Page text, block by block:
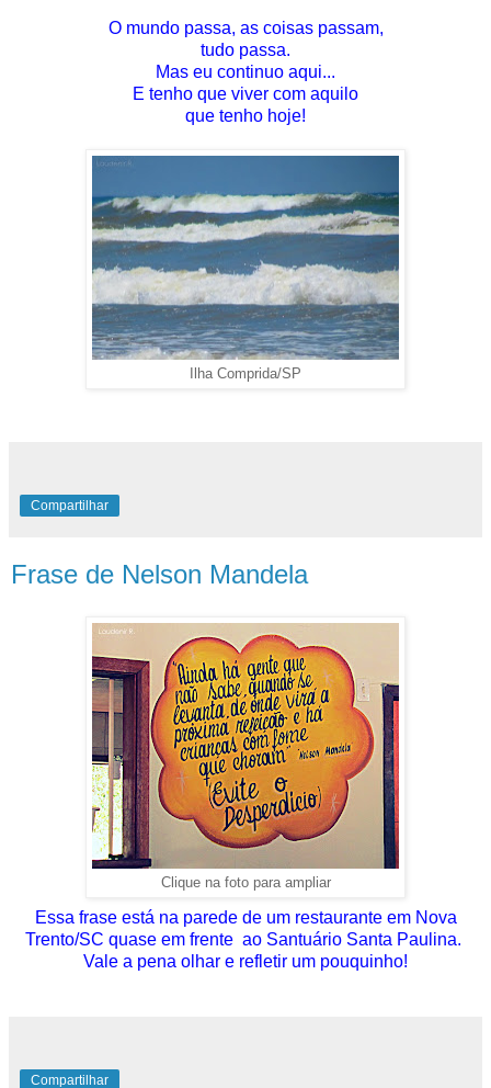
O mundo passa, as coisas passam,
tudo passa.
Mas eu continuo aqui...
E tenho que viver com aquilo
que tenho hoje!
Ilha Comprida/SP
Compartilhar
Frase de Nelson Mandela
Clique na foto para ampliar
Essa frase está na parede de um restaurante em Nova
Trento/SC quase em frente ao Santuário Santa Paulina.
Vale a pena olhar e refletir um pouquinho!
Compartilhar